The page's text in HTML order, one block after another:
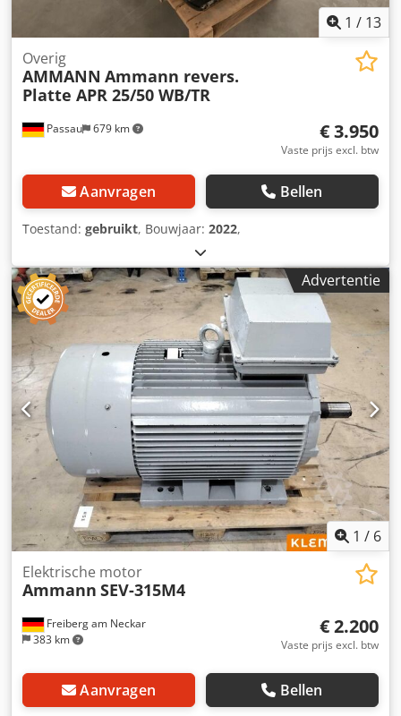
1 / 13
Passau 679 km
Overig
AMMANN Ammann revers.
Platte APR 25/50 WB/TR
€ 3.950
Vaste prijs excl. btw
Aanvragen Bellen
Toestand: gebruikt, Bouwjaar: 2022,
Advertentie
1 / 6
Freiberg am Neckar
383 km
Elektrische motor
Ammann SEV-315M4
€ 2.200
Vaste prijs excl. btw
Aanvragen Bellen